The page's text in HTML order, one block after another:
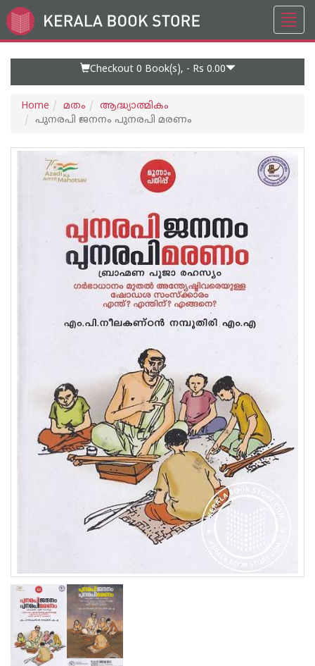
Go
to
Checkout 0 Book(s), - Rs 0.00
Home മതം
ആദ്ധ്യാത്മികം
പുനരപി ജനനം പുനരപി മരണം